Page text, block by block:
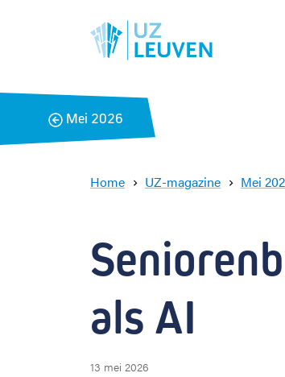
B
a
Mei 2026
Home UZ-magazine Mei
als AI
13 mei 2026